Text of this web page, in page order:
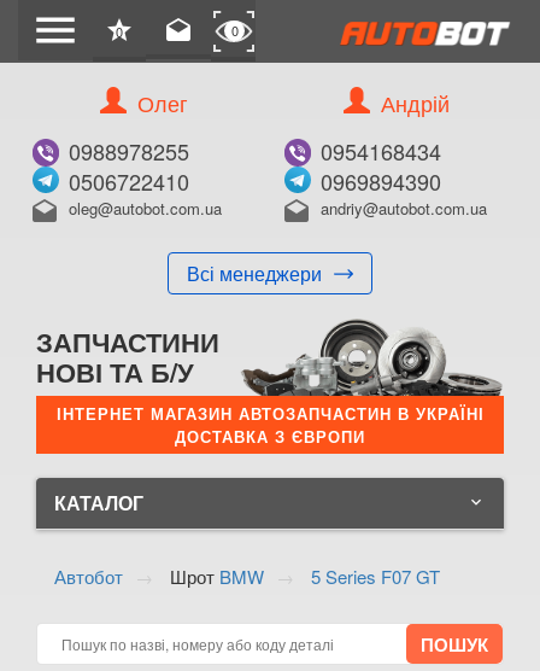
menu star
0 drafts 0
Олег
0988978255
0506722410
drafts oleg@autobot.com.ua
Всі менеджери
Андрій
0954168434
0969894390
drafts andriy@autobot.com.ua
ЗАПЧАСТИНИ
НОВІ ТА Б/У
ІНТЕРНЕТ МАГАЗИН АВТОЗАПЧАСТИН В УКРАЇНІ
ДОСТАВКА З ЄВРОПИ
КАТАЛОГ keyboard_arrow_down
BMW keyboard_arrow_down
Автобот Шрот BMW 5 Series F07 GT